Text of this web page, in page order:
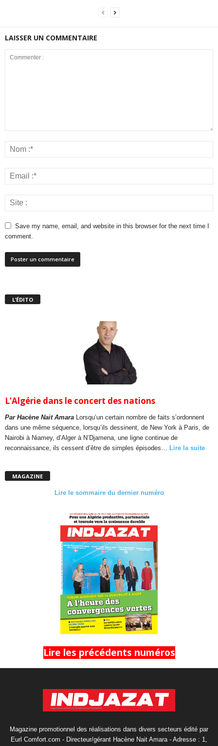
LAISSER UN COMMENTAIRE
Save my name, email, and website in this browser for the next time I
comment.
L’ÉDITO
L’Algérie dans le concert des nations
Par Hacène Nait Amara Lorsqu’un certain nombre de faits s’ordonnent
dans une même séquence, lorsqu’ils dessinent, de New York à Paris, de
Nairobi à Niamey, d’Alger à N’Djamena, une ligne continue de
reconnaissance, ils cessent d’être de simples épisodes… Lire la suite
MAGAZINE
Lire le sommaire du dernier numéro
Lire les précédents numéros
Magazine promotionnel des réalisations dans divers secteurs édité par
Eurl Comfort.com - Directeur/gérant Hacène Nait Amara - Adresse : 1,